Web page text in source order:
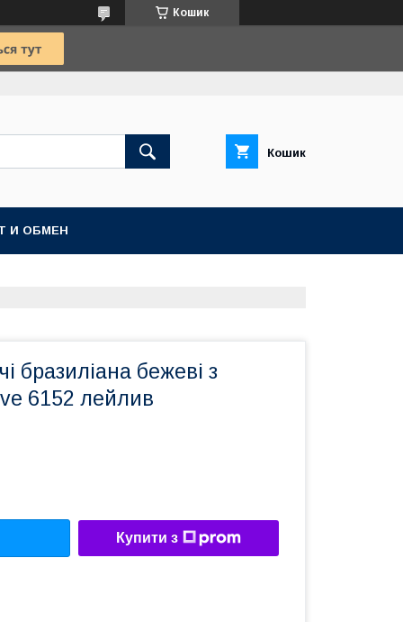
Кошик
Кошик
И ОБМЕН
бразиліана бежеві з
6152 лейлив
Купити з